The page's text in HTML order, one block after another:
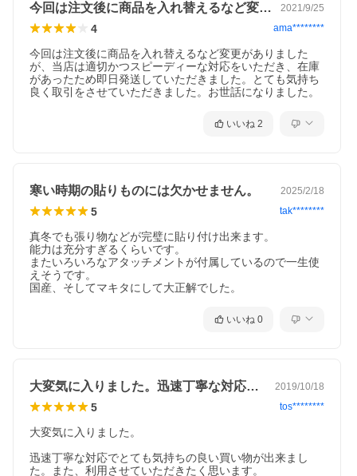
今回は注文後に商品を入れ替えるなど変更… 2021/9/25
4 ama********
今回は注文後に商品を入れ替えるなど変更がありました
が、当店は適切かつスピーディーな対応をいただき、在庫
があったため即日発送していただきました。とても気持ち
良く取引をさせていただきました。お世話になりました。
いいね 2
寒い時期の貼りものには欠かせません。 2025/2/18
5 tak********
真冬でも張り物などが完璧に貼り付け出来ます。
能力は充分すぎるくらいです。
またいろいろなアタッチメントが付属しているので一生使
えそうです。
国産、そしてマキタにして大正解でした。
いいね 0
大変気に入りました。迅速丁寧な対応でと… 2019/10/18
5 tos********
大変気に入りました。
迅速丁寧な対応でとても気持ちの良い買い物が出来まし
た。また、利用させていただきたく思います。